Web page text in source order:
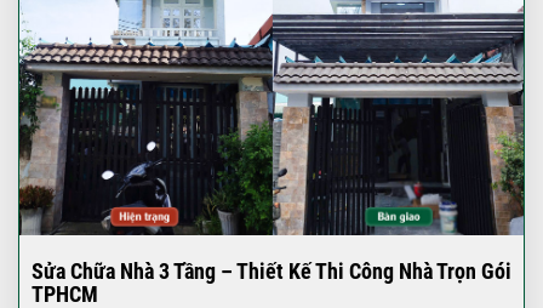
Sửa Chữa Nhà 3 Tầng – Thiết Kế Thi Công Nhà Trọn Gói
TPHCM